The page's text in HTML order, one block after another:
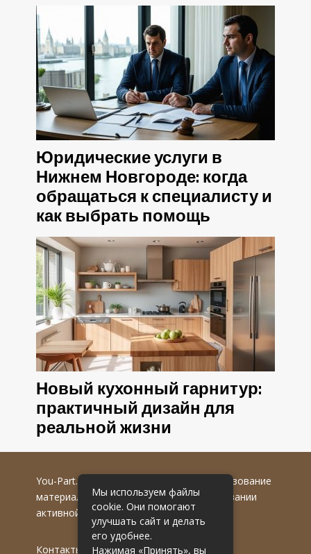
Юридические услуги в
Нижнем Новгороде: когда
обращаться к специалисту и
как выбрать помощь
Новый кухонный гарнитур:
практичный дизайн для
реальной жизни
You-Part.ru
© 2016-2022 гг. Любое использование
материалов допускается только при указании
активной гиперссылки на первоисточник.
Контакты
Мы используем файлы
cookie. Они помогают
улучшать сайт и делать
его удобнее.
Нажимая «Принять», вы